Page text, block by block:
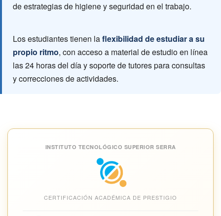
de estrategias de higiene y seguridad en el trabajo.
Los estudiantes tienen laflexibilidad de estudiar a su
propio ritmo, con acceso a material de estudio en línea
las 24 horas del día y soporte de tutores para consultas
y correcciones de actividades.
INSTITUTO TECNOLÓGICO SUPERIOR SERRA
CERTIFICACIÓN ACADÉMICA DE PRESTIGIO